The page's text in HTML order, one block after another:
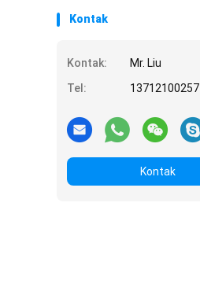
Kontak
Kontak:
Mr. Liu
Tel:
13712100257
Kontak